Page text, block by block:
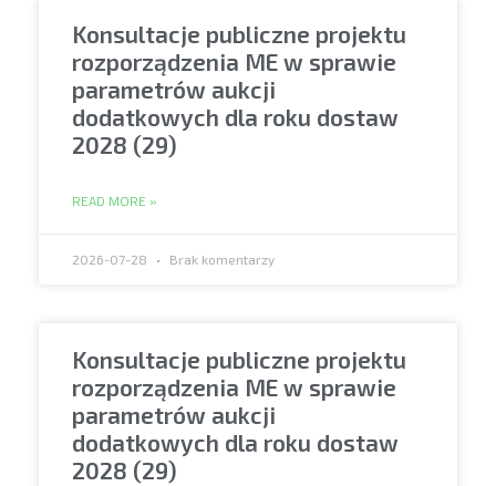
Konsultacje publiczne projektu
rozporządzenia ME w sprawie
parametrów aukcji
dodatkowych dla roku dostaw
2028 (29)
READ MORE »
2026-07-28 Brak komentarzy
Konsultacje publiczne projektu
rozporządzenia ME w sprawie
parametrów aukcji
dodatkowych dla roku dostaw
2028 (29)